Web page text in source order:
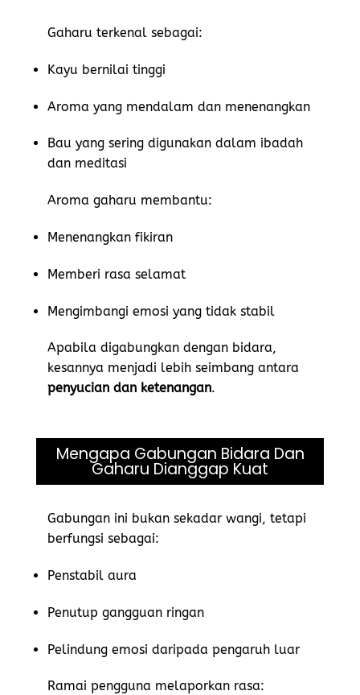
Gaharu terkenal sebagai:
Kayu bernilai tinggi
Aroma yang mendalam dan menenangkan
Bau yang sering digunakan dalam ibadah
dan meditasi
Aroma gaharu membantu:
Menenangkan fikiran
Memberi rasa selamat
Mengimbangi emosi yang tidak stabil
Apabila digabungkan dengan bidara,
kesannya menjadi lebih seimbang antara
penyucian dan ketenangan.
Mengapa Gabungan Bidara Dan
Gaharu Dianggap Kuat
Gabungan ini bukan sekadar wangi, tetapi
berfungsi sebagai:
Penstabil aura
Penutup gangguan ringan
Pelindung emosi daripada pengaruh luar
Ramai pengguna melaporkan rasa: